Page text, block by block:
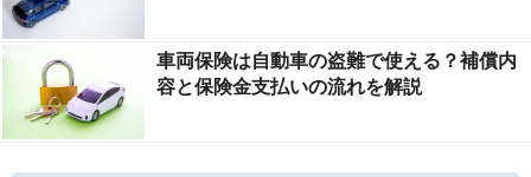
車両保険は自動車の盗難で使える？補償内
容と保険金支払いの流れを解説